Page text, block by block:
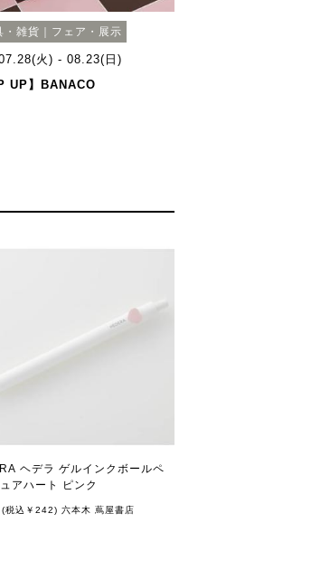
・雑貨｜フェア・展示
火) - 08.23(日)
UP】BANACO
ヘデラ ゲルインクボールペ
アハート ピンク
(税込 ￥242) 六本木 蔦屋書店